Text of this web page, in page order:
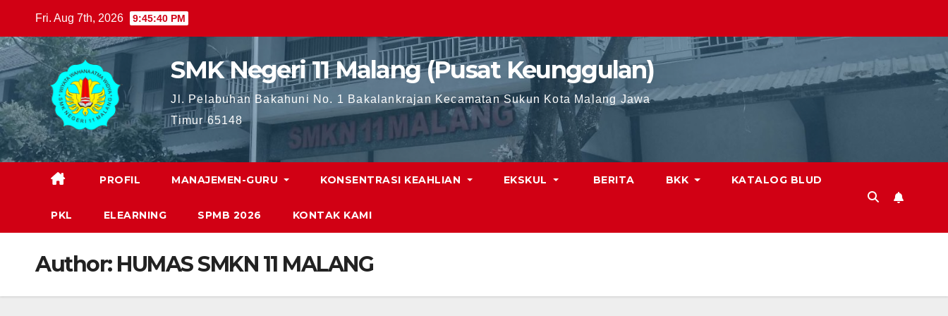
content
Fri. Aug 7th, 2026 9:45:42 PM
SMK Negeri 11 Malang (Pusat Keunggulan)
Jl. Pelabuhan Bakahuni No. 1 Bakalankrajan Kecamatan Sukun Kota Malang Jawa
Timur 65148
PROFIL MANAJEMEN-GURU KONSENTRASI KEAHLIAN EKSKUL BERITA BKK KATALOG BLUD
PKL ELEARNING SPMB 2026 KONTAK KAMI
Author: HUMAS SMKN 11 MALANG